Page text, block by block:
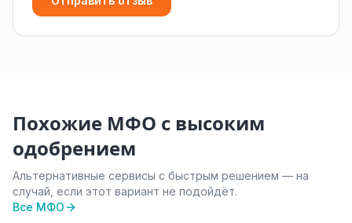
Похожие МФО с высоким
одобрением
Альтернативные сервисы с быстрым решением — на
случай, если этот вариант не подойдёт.
Все МФО